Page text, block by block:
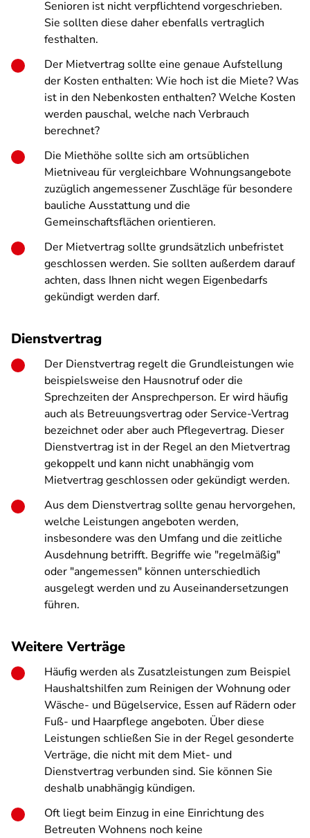
Senioren ist nicht verpflichtend vorgeschrieben.
Sie sollten diese daher ebenfalls vertraglich
festhalten.
Der Mietvertrag sollte eine genaue Aufstellung
der Kosten enthalten: Wie hoch ist die Miete? Was
ist in den Nebenkosten enthalten? Welche Kosten
werden pauschal, welche nach Verbrauch
berechnet?
Die Miethöhe sollte sich am ortsüblichen
Mietniveau für vergleichbare Wohnungsangebote
zuzüglich angemessener Zuschläge für besondere
bauliche Ausstattung und die
Gemeinschaftsflächen orientieren.
Der Mietvertrag sollte grundsätzlich unbefristet
geschlossen werden. Sie sollten außerdem darauf
achten, dass Ihnen nicht wegen Eigenbedarfs
gekündigt werden darf.
Dienstvertrag
Der Dienstvertrag regelt die Grundleistungen wie
beispielsweise den Hausnotruf oder die
Sprechzeiten der Ansprechperson. Er wird häufig
auch als Betreuungsvertrag oder Service-Vertrag
bezeichnet oder aber auch Pflegevertrag. Dieser
Dienstvertrag ist in der Regel an den Mietvertrag
gekoppelt und kann nicht unabhängig vom
Mietvertrag geschlossen oder gekündigt werden.
Aus dem Dienstvertrag sollte genau hervorgehen,
welche Leistungen angeboten werden,
insbesondere was den Umfang und die zeitliche
Ausdehnung betrifft. Begriffe wie "regelmäßig"
oder "angemessen" können unterschiedlich
ausgelegt werden und zu Auseinandersetzungen
führen.
Weitere Verträge
Häufig werden als Zusatzleistungen zum Beispiel
Haushaltshilfen zum Reinigen der Wohnung oder
Wäsche- und Bügelservice, Essen auf Rädern oder
Fuß- und Haarpflege angeboten. Über diese
Leistungen schließen Sie in der Regel gesonderte
Verträge, die nicht mit dem Miet- und
Dienstvertrag verbunden sind. Sie können Sie
deshalb unabhängig kündigen.
Oft liegt beim Einzug in eine Einrichtung des
Betreuten Wohnens noch keine